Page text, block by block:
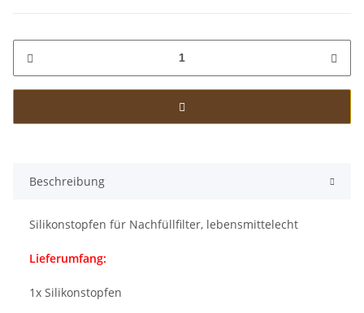
Beschreibung
Silikonstopfen für Nachfüllfilter, lebensmittelecht
Lieferumfang:
1x Silikonstopfen